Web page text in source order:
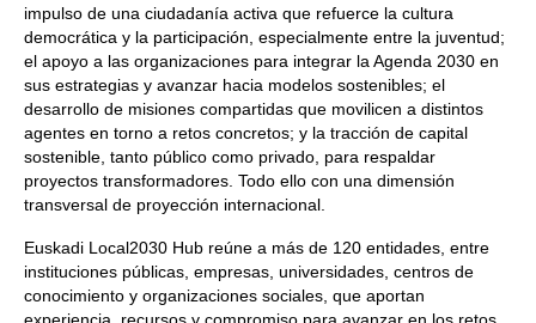
impulso de una ciudadanía activa que refuerce la cultura
democrática y la participación, especialmente entre la juventud;
el apoyo a las organizaciones para integrar la Agenda 2030 en
sus estrategias y avanzar hacia modelos sostenibles; el
desarrollo de misiones compartidas que movilicen a distintos
agentes en torno a retos concretos; y la tracción de capital
sostenible, tanto público como privado, para respaldar
proyectos transformadores. Todo ello con una dimensión
transversal de proyección internacional.
Euskadi Local2030 Hub reúne a más de 120 entidades, entre
instituciones públicas, empresas, universidades, centros de
conocimiento y organizaciones sociales, que aportan